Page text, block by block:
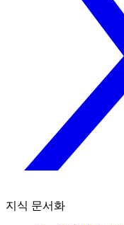
지식 문서화